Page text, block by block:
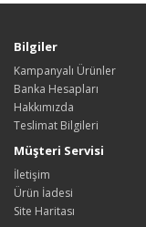
Bilgiler
Kampanyalı Ürünler
Banka Hesapları
Hakkımızda
Teslimat Bilgileri
Müşteri Servisi
İletişim
Ürün İadesi
Site Haritası